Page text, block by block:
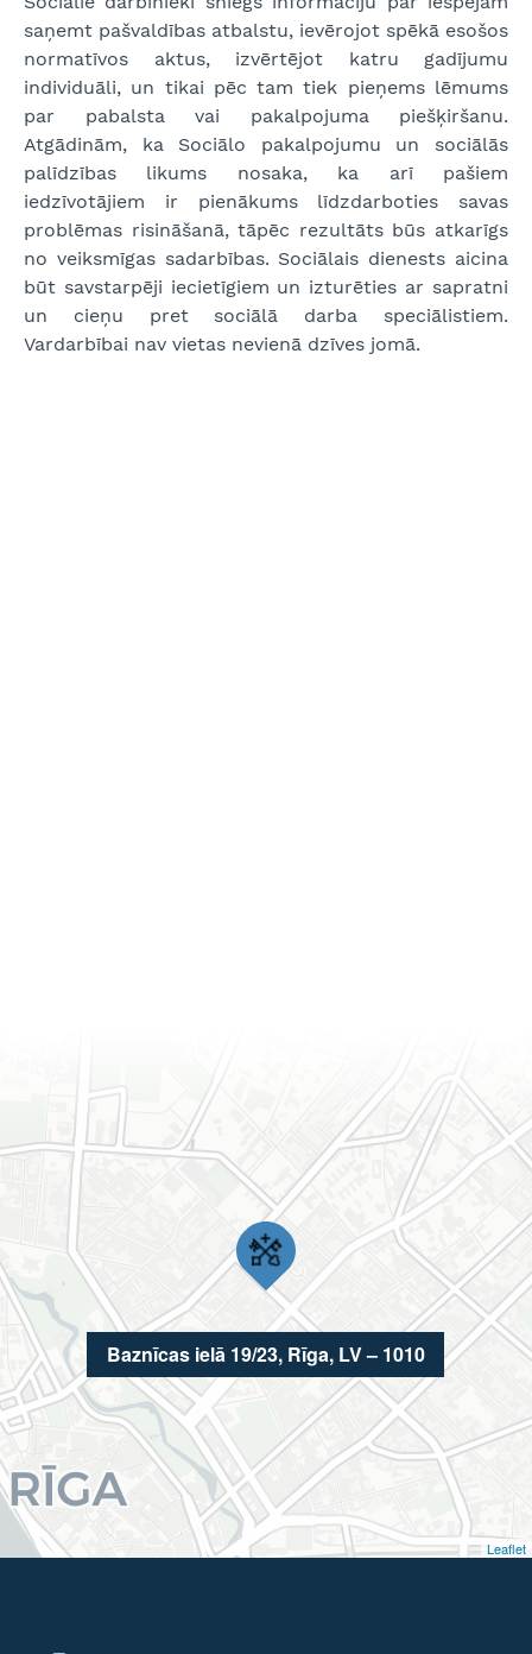
saņemt pašvaldības atbalstu, ievērojot spēkā esošos
normatīvos aktus, izvērtējot katru gadījumu
individuāli, un tikai pēc tam tiek pieņems lēmums
par pabalsta vai pakalpojuma piešķiršanu.
Atgādinām, ka Sociālo pakalpojumu un sociālās
palīdzības likums nosaka, ka arī pašiem
iedzīvotājiem ir pienākums līdzdarboties savas
problēmas risināšanā, tāpēc rezultāts būs atkarīgs
no veiksmīgas sadarbības. Sociālais dienests aicina
būt savstarpēji iecietīgiem un izturēties ar sapratni
un cieņu pret sociālā darba speciālistiem.
Vardarbībai nav vietas nevienā dzīves jomā.
Baznīcas ielā 19/23, Rīga, LV – 1010
Leaflet